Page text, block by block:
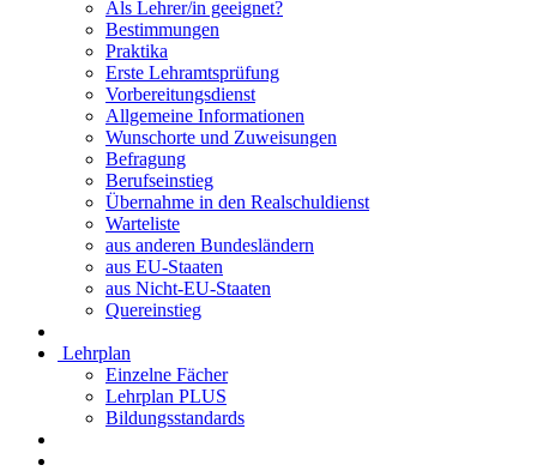
Als Lehrer/in geeignet?
Bestimmungen
Praktika
Erste Lehramtsprüfung
Vorbereitungsdienst
Allgemeine Informationen
Wunschorte und Zuweisungen
Befragung
Berufseinstieg
Übernahme in den Realschuldienst
Warteliste
aus anderen Bundesländern
aus EU-Staaten
aus Nicht-EU-Staaten
Quereinstieg
Lehrplan
Einzelne Fächer
Lehrplan PLUS
Bildungsstandards